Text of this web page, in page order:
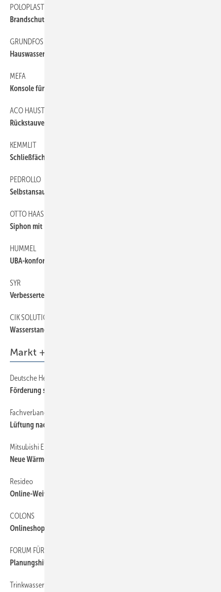
POLOPLAST
Brandschutz bei Haus­abflusssystemen
GRUNDFOS
Hauswasserwerk
MEFA
Konsole für Wandmontage
ACO HAUSTECHNIK
Rückstauverschluss mit Drucksensor
KEMMLIT
Schließfächer mit Stromversorgung
PEDROLLO
Selbstansaugende Betriebswasserpumpe
OTTO HAAS
Siphon mit Kugelverschluss
HUMMEL
UBA-konforme Klemmverschraubungen
SYR
Verbesserte FüllCombi CA
CIK SOLUTIONS
Wasserstands-Station
Markt + Trends
Deutsche Heizungsindustrie
Förderung stützt Wärmewende
Fachverband Gebäude-Klima
Lüftung nach Norm ­berechnen
Mitsubishi Electric
Neue Wärmepumpen-Schulungen
Resideo
Online-Weiterbildung in Installationstechnik
COLONS
Onlineshop fürs SHK-Handwerk
FORUM FÜR ENERGIEEFFIZIENZ
Planungshilfe Öfen und Kamine
Trinkwasserhygiene